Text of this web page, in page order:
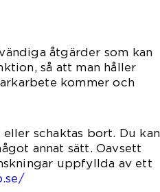
åtgärder som kan
så att man håller
kommer och
schaktas bort. Du kan
annat sätt. Oavsett
uppfyllda av ett